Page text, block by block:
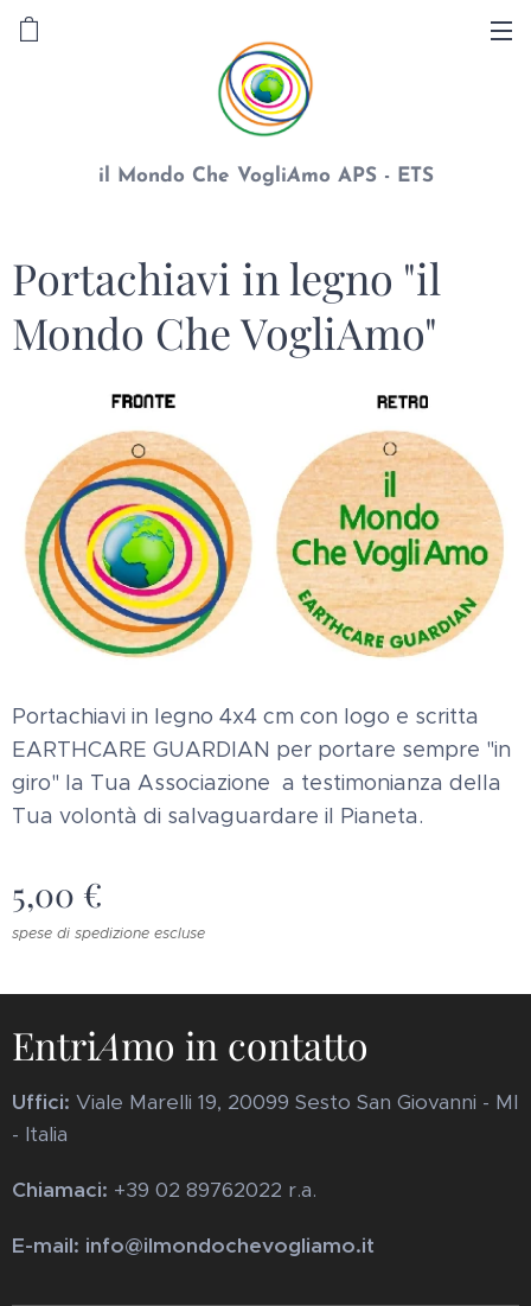
il Mondo Che VogliAmo APS - ETS
Portachiavi in legno "il
Mondo Che VogliAmo"
Portachiavi in legno 4x4 cm con logo e scritta
EARTHCARE GUARDIAN per portare sempre "in
giro" la Tua Associazione a testimonianza della
Tua volontà di salvaguardare il Pianeta.
5,00 €
spese di spedizione escluse
EntriAmo in contatto
Uffici: Viale Marelli 19, 20099 Sesto San Giovanni - MI
- Italia
Chiamaci: +39 02 89762022 r.a.
E-mail: info@ilmondochevogliamo.it